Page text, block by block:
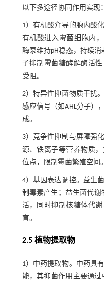
以下多途径协同作用实现：
1）有机酸介导的胞内酸
有机酸进入霉菌细胞内，
酶泵维持pH稳态，持续消
子抑制霉菌糖酵解酶活
受阻。
2）特异性抑菌物质干扰
感应信号（如AHL分子）
成。
3）竞争性抑制与屏障强
源、铁离子等营养物质
位点，限制霉菌繁殖空间。
4）基因表达调控。益生
制毒素产生；益生菌代谢
活，同时抑制核糖体代
育。
2.5 植物提取物
1）中药提取物。中药具
能，其抑菌作用主要通